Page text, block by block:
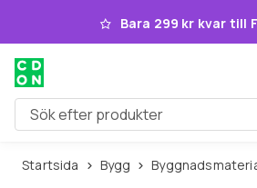
Hoppa till huvudinnehållet
Bara 299 kr kvar till
Sök efter produkter
Startsida Bygg